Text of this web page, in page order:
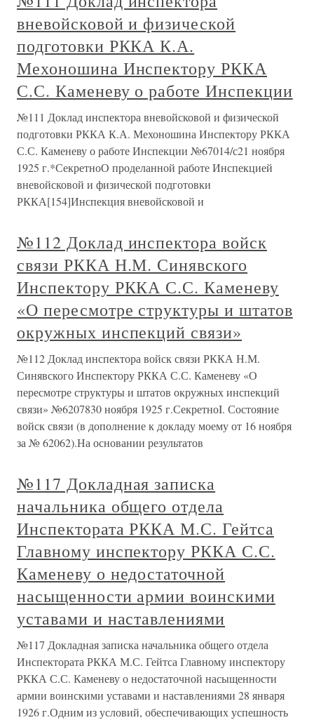
вневойсковой и физической
подготовки РККА К.А.
Мехоношина Инспектору РККА
С.С. Каменеву о работе Инспекции
№111 Доклад инспектора вневойсковой и физической
подготовки РККА К.А. Мехоношина Инспектору РККА
С.С. Каменеву о работе Инспекции №67014/с21 ноября
1925 г.*СекретноО проделанной работе Инспекцией
вневойсковой и физической подготовки
РККА[154]Инспекция вневойсковой и
№112 Доклад инспектора войск
связи РККА Н.М. Синявского
Инспектору РККА С.С. Каменеву
«О пересмотре структуры и штатов
окружных инспекций связи»
№112 Доклад инспектора войск связи РККА Н.М.
Синявского Инспектору РККА С.С. Каменеву «О
пересмотре структуры и штатов окружных инспекций
связи» №6207830 ноября 1925 г.СекретноI. Состояние
войск связи (в дополнение к докладу моему от 16 ноября
за № 62062).На основании результатов
№117 Докладная записка
начальника общего отдела
Инспектората РККА М.С. Гейтса
Главному инспектору РККА С.С.
Каменеву о недостаточной
насыщенности армии воинскими
уставами и наставлениями
№117 Докладная записка начальника общего отдела
Инспектората РККА М.С. Гейтса Главному инспектору
РККА С.С. Каменеву о недостаточной насыщенности
армии воинскими уставами и наставлениями 28 января
1926 г.Одним из условий, обеспечивающих успешность